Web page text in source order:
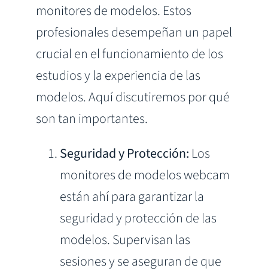
monitores de modelos. Estos
profesionales desempeñan un papel
crucial en el funcionamiento de los
estudios y la experiencia de las
modelos. Aquí discutiremos por qué
son tan importantes.
Seguridad y Protección: Los
monitores de modelos webcam
están ahí para garantizar la
seguridad y protección de las
modelos. Supervisan las
sesiones y se aseguran de que